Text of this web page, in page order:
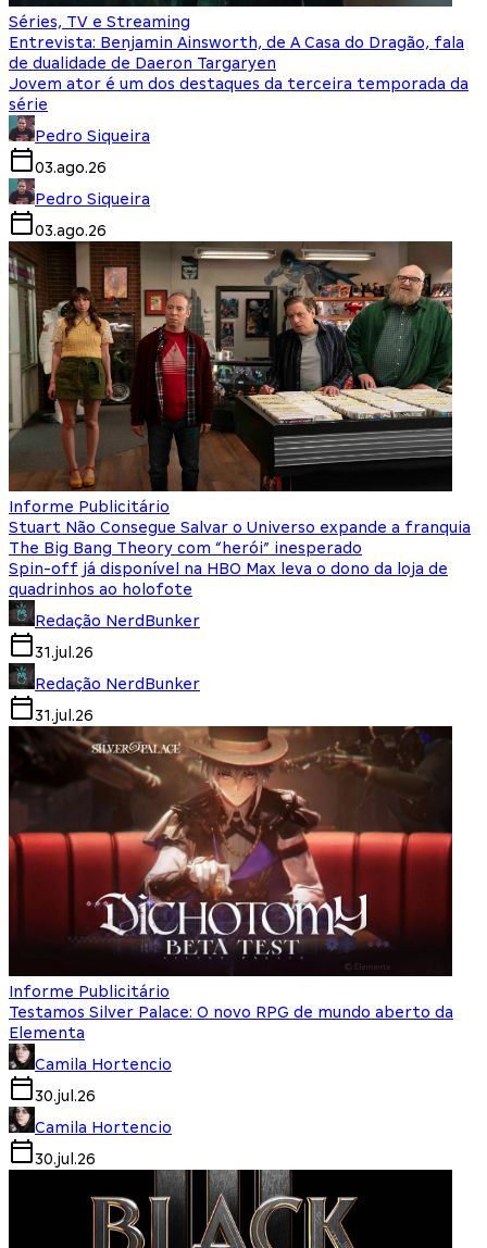
Séries, TV e Streaming
Entrevista: Benjamin Ainsworth, de A Casa do Dragão, fala
de dualidade de Daeron Targaryen
Jovem ator é um dos destaques da terceira temporada da
série
Pedro Siqueira
03.ago.26
Pedro Siqueira
03.ago.26
Informe Publicitário
Stuart Não Consegue Salvar o Universo expande a franquia
The Big Bang Theory com “herói” inesperado
Spin-off já disponível na HBO Max leva o dono da loja de
quadrinhos ao holofote
Redação NerdBunker
31.jul.26
Redação NerdBunker
31.jul.26
Informe Publicitário
Testamos Silver Palace: O novo RPG de mundo aberto da
Elementa
Camila Hortencio
30.jul.26
Camila Hortencio
30.jul.26